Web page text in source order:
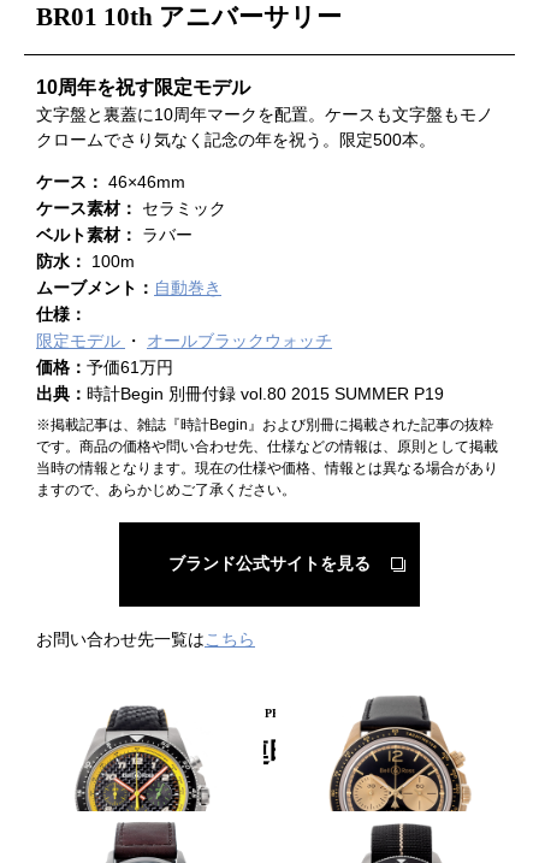
BR01 10th アニバーサリー
10周年を祝す限定モデル
文字盤と裏蓋に10周年マークを配置。ケースも文字盤もモノ
クロームでさり気なく記念の年を祝う。限定500本。
ケース： 46×46mm
ケース素材： セラミック
ベルト素材： ラバー
防水： 100m
ムーブメント： 自動巻き
仕様：
限定モデル
オールブラックウォッチ
価格： 予価61万円
出典： 時計Begin 別冊付録 vol.80 2015 SUMMER P19
※掲載記事は、雑誌『時計Begin』および別冊に掲載された記事の抜粋
です。商品の価格や問い合わせ先、仕様などの情報は、原則として掲載
当時の情報となります。現在の仕様や価格、情報とは異なる場合があり
ますので、あらかじめご了承ください。
ブランド公式サイトを見る
お問い合わせ先一覧はこちら
PICKUP PRODUCT
関連時計
ルノーF1色に染まる
BELL&ROSS
レトロ感満載クロノ